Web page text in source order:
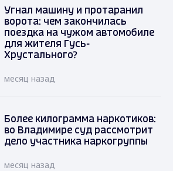
Угнал машину и протаранил
ворота: чем закончилась
поездка на чужом автомобиле
для жителя Гусь-
Хрустального?
месяц назад
Более килограмма наркотиков:
во Владимире суд рассмотрит
дело участника наркогруппы
месяц назад